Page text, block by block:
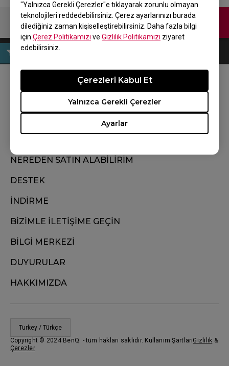
"Yalnızca Gerekli Çerezler"e tıklayarak zorunlu olmayan
teknolojileri reddedebilirsiniz. Çerez ayarlarınızı burada
dilediğiniz zaman kişiselleştirebilirsiniz. Daha fazla bilgi
için Çerez Politikamızı ve Gizlilik Politikamızı ziyaret
edebilirsiniz.
Ayarlar
Yalnızca Gerekli Çerezler
Çerezleri Kabul Et
Bize Ulaşın
BİZİ TAKİP EDİN
NEREDEN SATIN ALABİLİRİM
DESTEK
İNDİRME
BİZİMLE İLETİŞİME GEÇİN
BİLGİ MERKEZİ
DUYURULAR
HAKKIMIZDA
Turkey / Türkçe
Copyright © 2024 BenQ. - tüm hakları saklıdır. Kullanım ŞartlarıGizlilik &
Çerezler